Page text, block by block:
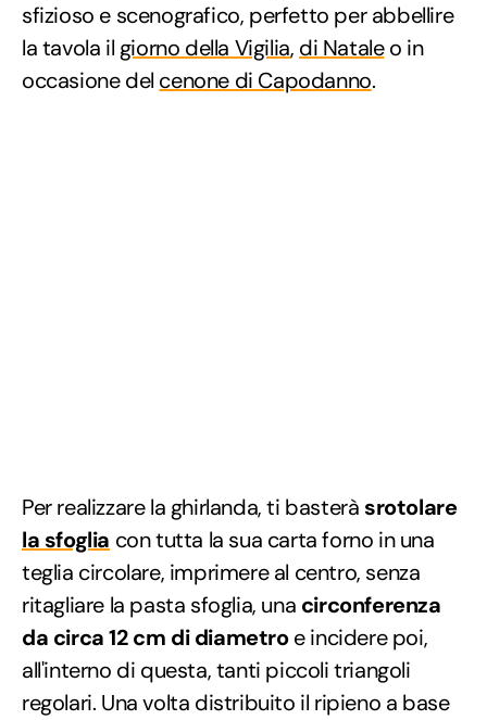
sfizioso e scenografico, perfetto per abbellire
la tavola il giorno della Vigilia, di Nataleo in
occasione del cenone di Capodanno.
Per realizzare la ghirlanda, ti basterà srotolare
la sfoglia con tutta la sua carta forno in una
teglia circolare, imprimere al centro, senza
ritagliare la pasta sfoglia, una circonferenza
da circa 12 cm di diametroe incidere poi,
all'interno di questa, tanti piccoli triangoli
regolari. Una volta distribuito il ripieno a base